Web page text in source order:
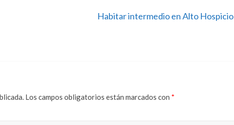
Habitar intermedio en Alto Hospicio
Los campos obligatorios están marcados con *